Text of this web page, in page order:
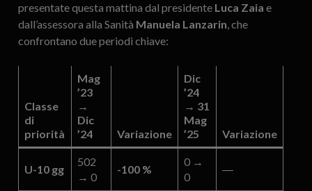
presentate questa mattina dal presidente Luca Zaia e
dall’assessora alla Sanità Manuela Lanzarin, che
confrontano due periodi chiave:
Classe
di
priorità
Mag
’23
→
Dic
’24
Variazione
Dic
’24
→ 31
Mag
’25
Variazione
U-10 gg
502
→ 0
-100 %
0 →
0
―